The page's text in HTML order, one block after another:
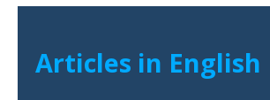
Articles in English